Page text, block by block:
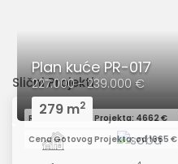
Slični Projekti
Redovna Cena Projekta: 4662 €
Cena Gotovog Projekta: od 1665 €
Plan kuće PR-017
227.000 - 239.000 €
279 m2